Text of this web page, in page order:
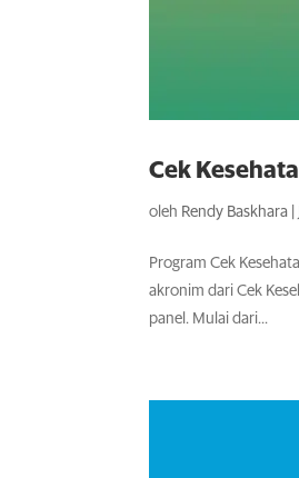
Cek
oleh Rendy Baskhara
Program Cek
akronim dari Cek
panel. Mulai dari...